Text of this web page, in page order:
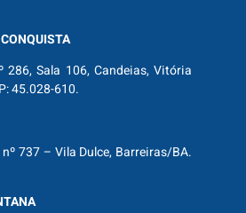
286, Sala 106, Candeias, Vitória
45.028-610.
737 – Vila Dulce, Barreiras/BA.